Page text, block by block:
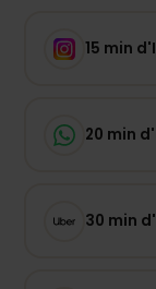
15 min
20 min
30 min